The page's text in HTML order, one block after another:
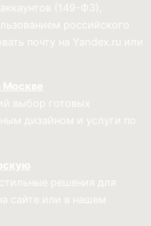
(149-ФЗ),
российского
почту на Yandex.ru или
Москве
выбор готовых
дизайном и услуги по
решения для
сайте или в нашем